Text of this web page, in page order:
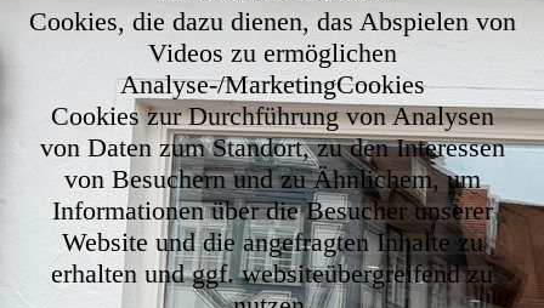
Cookies, die dazu dienen, das Abspielen von
Videos zu ermöglichen
Analyse-/MarketingCookies
Cookies zur Durchführung von Analysen
von Daten zum Standort, zu den Interessen
von Besuchern und zu Ähnlichem, um
Informationen über die Besucher unserer
Website und die angefragten Inhalte zu
erhalten und ggf. websiteübergreifend zu